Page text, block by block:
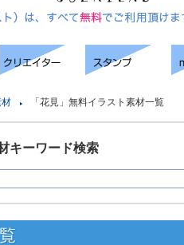
「花見」無料イラスト素材一覧
キーワード検索